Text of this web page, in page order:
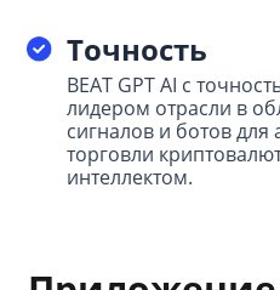
Точность
BEAT GPT AI с
лидером отрасли в
сигналов и ботов для
торговли
интеллектом.